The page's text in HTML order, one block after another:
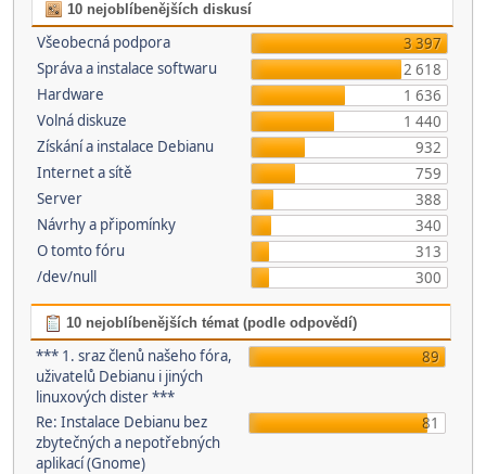
10 nejoblíbenějších diskusí
Všeobecná podpora
3 397
Správa a instalace softwaru
2 618
Hardware
1 636
Volná diskuze
1 440
Získání a instalace Debianu
932
Internet a sítě
759
Server
388
Návrhy a připomínky
340
O tomto fóru
313
/dev/null
300
10 nejoblíbenějších témat (podle odpovědí)
*** 1. sraz členů našeho fóra,
uživatelů Debianu i jiných
linuxových dister ***
89
Re: Instalace Debianu bez
zbytečných a nepotřebných
aplikací (Gnome)
81